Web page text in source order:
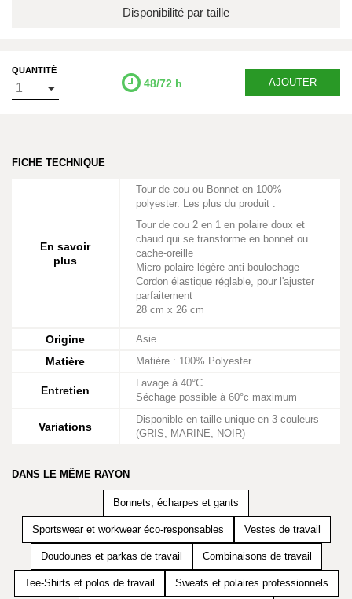
Disponibilité par taille
QUANTITÉ
48/72 h AJOUTER
FICHE TECHNIQUE
En savoir
plus
Tour de cou ou Bonnet en 100%
polyester. Les plus du produit :
Tour de cou 2 en 1 en polaire doux et
chaud qui se transforme en bonnet ou
cache-oreille
Micro polaire légère anti-boulochage
Cordon élastique réglable, pour l'ajuster
parfaitement
28 cm x 26 cm
Origine Asie
Matière Matière : 100% Polyester
Entretien
Lavage à 40°C
Séchage possible à 60°c maximum
Variations
Disponible en taille unique en 3 couleurs
(GRIS, MARINE, NOIR)
DANS LE MÊME RAYON
Bonnets, écharpes et gants
Sportswear et workwear éco-responsables Vestes de travail
Doudounes et parkas de travail Combinaisons de travail
Tee-Shirts et polos de travail Sweats et polaires professionnels